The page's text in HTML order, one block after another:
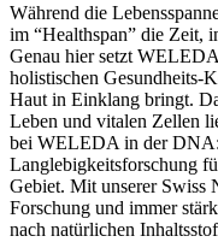
Während die
im “Healthspan” die Zeit,
Genau hier setzt
holistischen Gesundheits-
Haut in Einklang bringt.
Leben und vitalen Zellen
bei WELEDA in der
Langlebigkeitsforschung
Gebiet. Mit unserer Swiss
Forschung und immer
nach natürlichen